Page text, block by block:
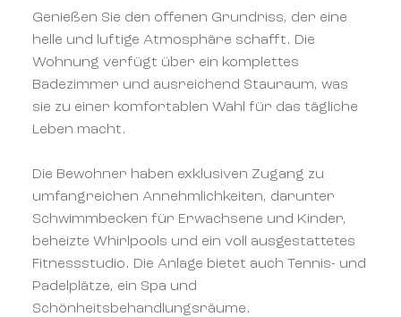
Genießen Sie den offenen Grundriss, der eine
helle und luftige Atmosphäre schafft. Die
Wohnung verfügt über ein komplettes
Badezimmer und ausreichend Stauraum, was
sie zu einer komfortablen Wahl für das tägliche
Leben macht.
Die Bewohner haben exklusiven Zugang zu
umfangreichen Annehmlichkeiten, darunter
Schwimmbecken für Erwachsene und Kinder,
beheizte Whirlpools und ein voll ausgestattetes
Fitnessstudio. Die Anlage bietet auch Tennis- und
Padelplätze, ein Spa und
Schönheitsbehandlungsräume.